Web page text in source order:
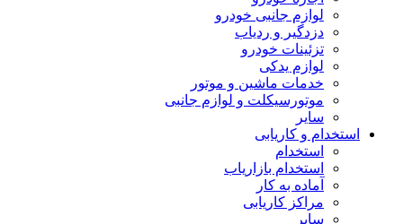
لوازم جانبی خودرو
دزدگیر و ردیاب
تزئینات خودرو
لوازم یدکی
خدمات ماشین و موتور
موتورسیکلت و لوازم جانبی
سایر
استخدام و کاریابی
استخدام
استخدام بازاریاب
آماده به کار
مراکز کاریابی
سایر